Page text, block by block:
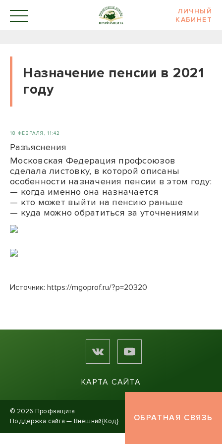
ЛИЧНЫЙ
КАБИНЕТ
Назначение пенсии в 2021
году
18 ФЕВРАЛЯ, 11:42
Разъяснения
Московская Федерация профсоюзов
сделала листовку, в которой описаны
особенности назначения пенсии в этом году:
— когда именно она назначается
— кто может выйти на пенсию раньше
— куда можно обратиться за уточнениями
Источник: https://mgoprof.ru/?p=20320
ОБРАТНАЯ СВЯЗЬ
КАРТА САЙТА
© 2026 Профзащита
Поддержка сайта — Внешний{Код}